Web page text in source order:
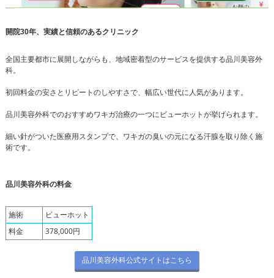
開院30年、実績と信頼のあるクリニック
全国主要都市に展開しながらも、地域密着型のサービスを提供する品川美容外
科。
初回料金の安さとリピートのしやすさで、幅広い世代に人気があります。
品川美容外科でのおすすめワキガ治療の一つにビューホットが挙げられます。
細い針がついた医療用スタンプで、ワキガの臭いの元になる汗腺を取り除く施
術です。
品川美容外科の料金
施術
ビューホット
料金
378,000円
品川美容外科公式サイトはこちら